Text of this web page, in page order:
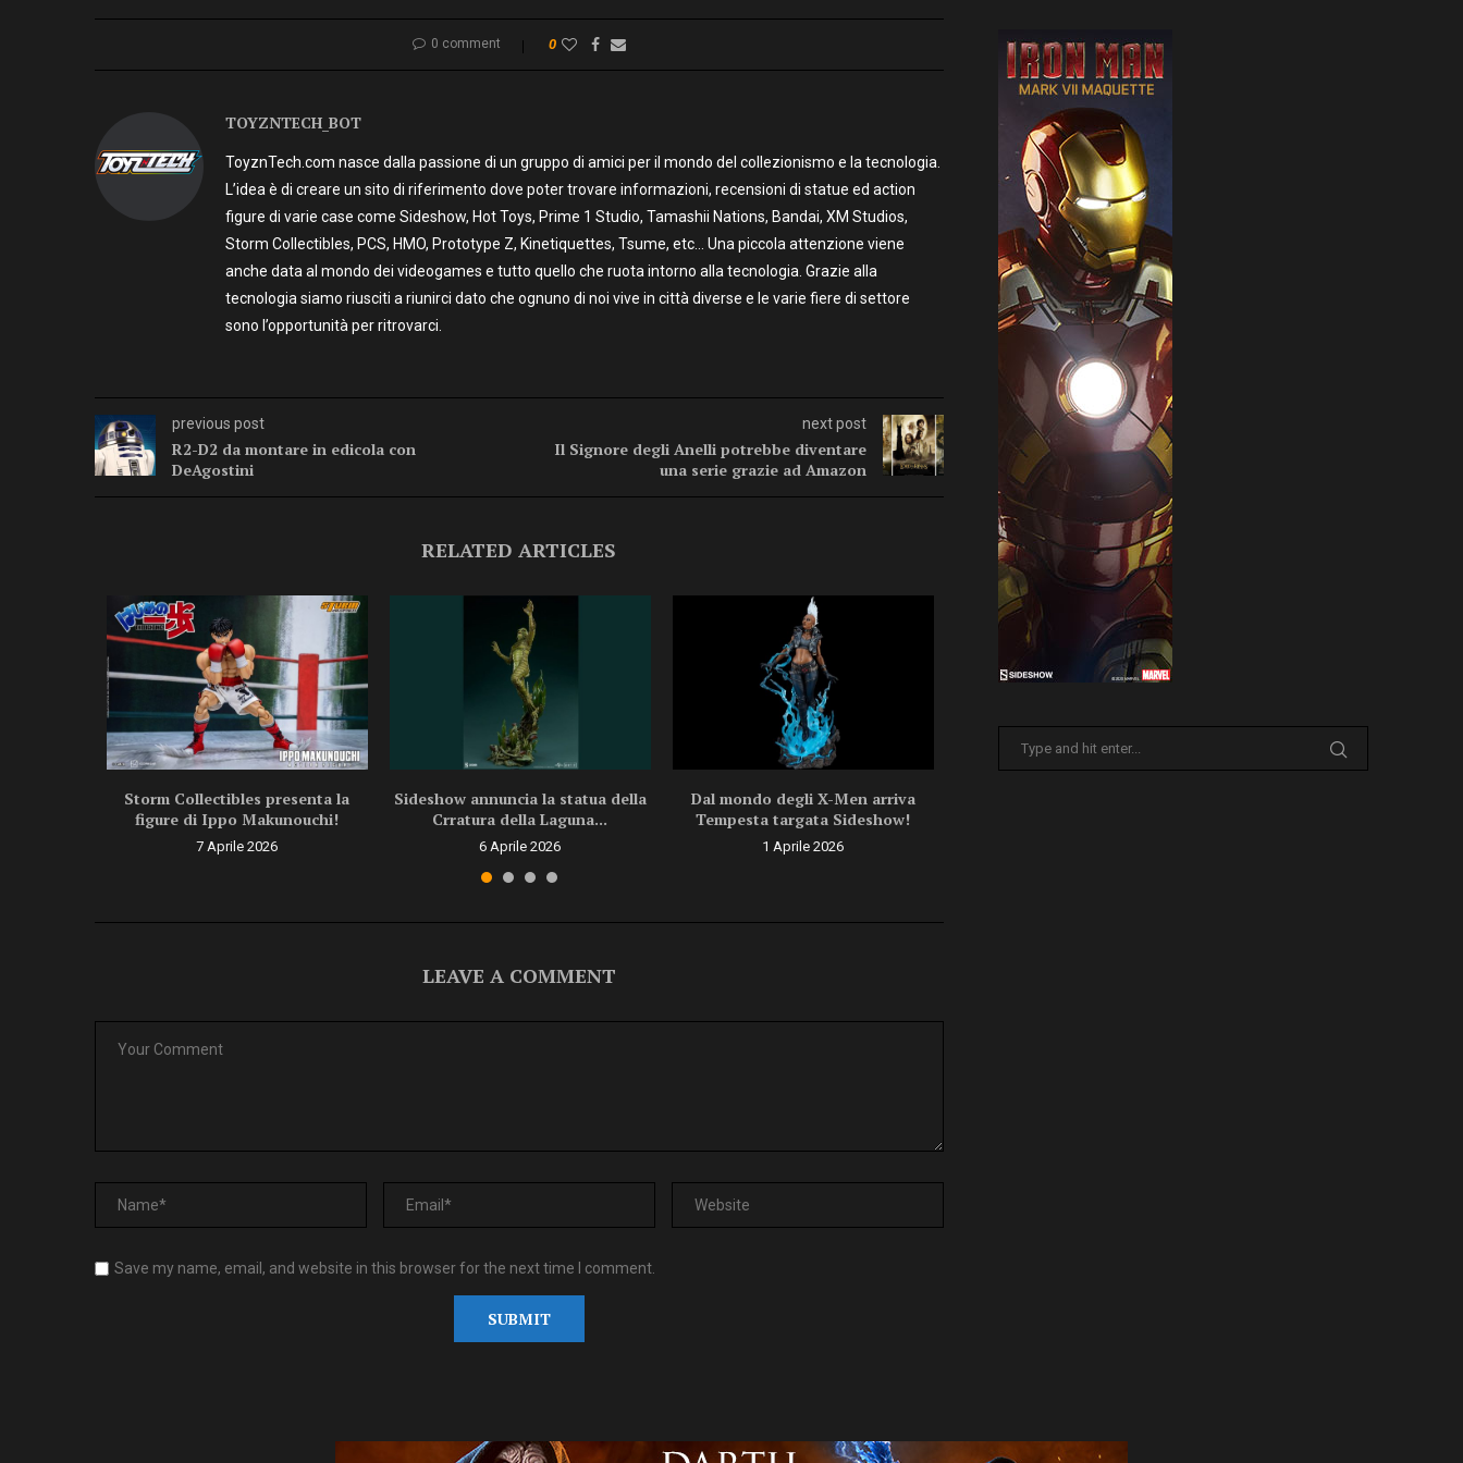
0 comment 0
TOYZNTECH_BOT
ToyznTech.com nasce dalla passione di un gruppo di amici per il mondo del collezionismo e la tecnologia.
L’idea è di creare un sito di riferimento dove poter trovare informazioni, recensioni di statue ed action
figure di varie case come Sideshow, Hot Toys, Prime 1 Studio, Tamashii Nations, Bandai, XM Studios,
Storm Collectibles, PCS, HMO, Prototype Z, Kinetiquettes, Tsume, etc… Una piccola attenzione viene
anche data al mondo dei videogames e tutto quello che ruota intorno alla tecnologia. Grazie alla
tecnologia siamo riusciti a riunirci dato che ognuno di noi vive in città diverse e le varie fiere di settore
sono l’opportunità per ritrovarci.
previous post
R2-D2 da montare in edicola con
DeAgostini
next post
Il Signore degli Anelli potrebbe diventare
una serie grazie ad Amazon
RELATED ARTICLES
Storm Collectibles presenta la
figure di Ippo Makunouchi!
7 Aprile 2026
Sideshow annuncia la statua della
Crratura della Laguna...
6 Aprile 2026
Dal mondo degli X-Men arriva
Tempesta targata Sideshow!
1 Aprile 2026
LEAVE A COMMENT
Save my name, email, and website in this browser for the next time I comment.